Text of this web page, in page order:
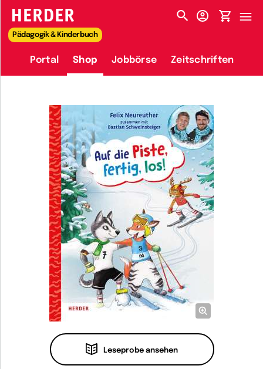
HERDER-MENÜ
Pädagogik & Kinderbuch
Portal Shop Jobbörse Zeitschriften
Leseprobe ansehen